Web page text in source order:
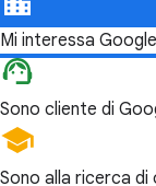
Mi interessa
Sono cliente di
Sono alla ricerca